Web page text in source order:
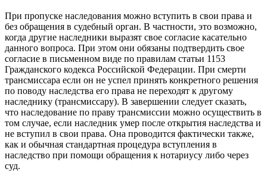
При пропуске наследования можно вступить в свои права и
без обращения в судебный орган. В частности, это возможно,
когда другие наследники выразят свое согласие касательно
данного вопроса. При этом они обязаны подтвердить свое
согласие в письменном виде по правилам статьи 1153
Гражданского кодекса Российской Федерации. При смерти
трансмиссара если он не успел принять конкретного решения
по поводу наследства его права не переходят к другому
наследнику (трансмиссару). В завершении следует сказать,
что наследование по праву трансмиссии можно осуществить в
том случае, если наследник умер после открытия наследства и
не вступил в свои права. Она проводится фактически также,
как и обычная стандартная процедура вступления в
наследство при помощи обращения к нотариусу либо через
суд.